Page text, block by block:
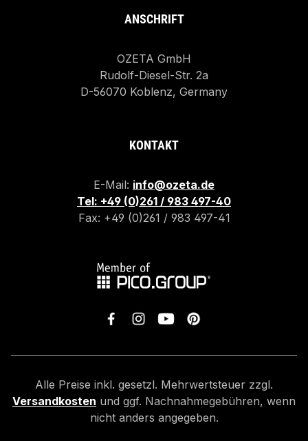
ANSCHRIFT
OZETA GmbH
Rudolf-Diesel-Str. 2a
D-56070 Koblenz, Germany
KONTAKT
E-Mail: info@ozeta.de
Tel: +49 (0)261 / 983 497-40
Fax: +49 (0)261 / 983 497-41
Alle Preise inkl. gesetzl. Mehrwertsteuer zzgl.
Versandkosten und ggf. Nachnahmegebühren, wenn
nicht anders angegeben.